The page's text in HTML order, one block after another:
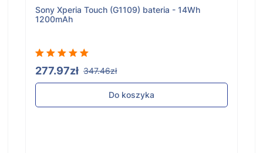
Sony Xperia Touch (G1109) bateria - 14Wh
1200mAh
277.97zł 347.46zł
Do koszyka